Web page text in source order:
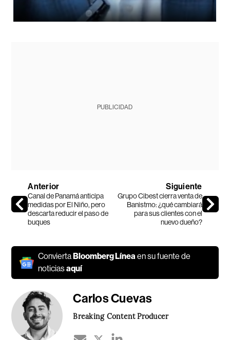
PUBLICIDAD
Anterior
Canal de Panamá anticipa
medidas por El Niño, pero
descarta reducir el paso de
buques
Siguiente
Grupo Cibest cierra venta de
Banistmo: ¿qué cambiará
para sus clientes con el
nuevo dueño?
Convierta Bloomberg Líneaen su fuente de
noticiasaquí
Carlos Cuevas
Breaking Content Producer